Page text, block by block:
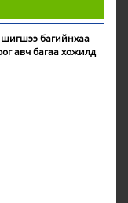
багийнхаа
авч багаа хожилд